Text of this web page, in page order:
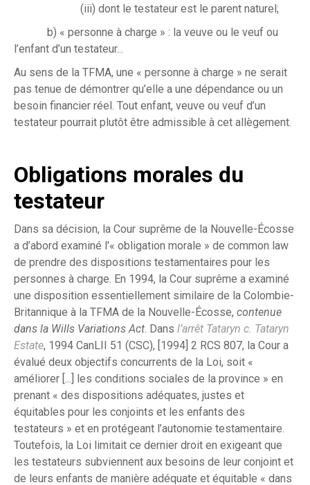
(iii) dont le testateur est le parent naturel;
b) « personne à charge » : la veuve ou le veuf ou
l’enfant d’un testateur...
Au sens de la TFMA, une « personne à charge » ne serait
pas tenue de démontrer qu’elle a une dépendance ou un
besoin financier réel. Tout enfant, veuve ou veuf d’un
testateur pourrait plutôt être admissible à cet allègement.
Obligations morales du
testateur
Dans sa décision, la Cour suprême de la Nouvelle-Écosse
a d’abord examiné l'« obligation morale » de common law
de prendre des dispositions testamentaires pour les
personnes à charge. En 1994, la Cour suprême a examiné
une disposition essentiellement similaire de la Colombie-
Britannique à la TFMA de la Nouvelle-Écosse, contenue
dans la Wills Variations Act . Dans l’arrêt Tataryn c. Tataryn
Estate, 1994 CanLII 51 (CSC), [1994] 2 RCS 807, la Cour a
évalué deux objectifs concurrents de la Loi, soit «
améliorer [...] les conditions sociales de la province » en
prenant « des dispositions adéquates, justes et
équitables pour les conjoints et les enfants des
testateurs » et en protégeant l’autonomie testamentaire.
Toutefois, la Loi limitait ce dernier droit en exigeant que
les testateurs subviennent aux besoins de leur conjoint et
de leurs enfants de manière adéquate et équitable « dans